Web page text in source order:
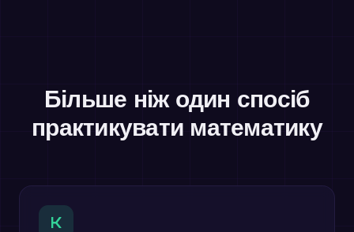
Більше ніж один спосіб
практикувати математику
K